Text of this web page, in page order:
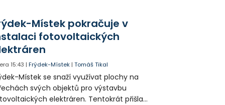
někteří obyvatelé rozhodli sepsat petici.
Místek pokračuje v
fotovoltaických
15:43 |Frýdek-Místek |Tomáš Tikal
Místek se snaží využívat plochy na
svých objektů pro výstavbu
elektráren. Tentokrát přišla